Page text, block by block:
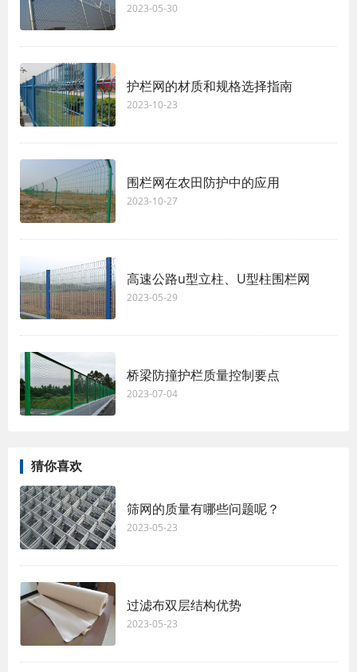
2023-05-30
护栏网的材质和规格选择指南
2023-10-23
围栏网在农田防护中的应用
2023-10-27
高速公路u型立柱、U型柱围栏网
2023-05-29
桥梁防撞护栏质量控制要点
2023-07-04
猜你喜欢
筛网的质量有哪些问题呢？
2023-05-23
过滤布双层结构优势
2023-05-23